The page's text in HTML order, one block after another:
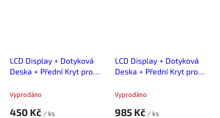
LCD Display + Dotyková
Deska + Přední Kryt pro
Vyprodáno
450 Kč / ks
LCD Display + Dotyková
Deska + Přední Kryt pro
(Service Pack)
Vyprodáno
985 Kč / ks